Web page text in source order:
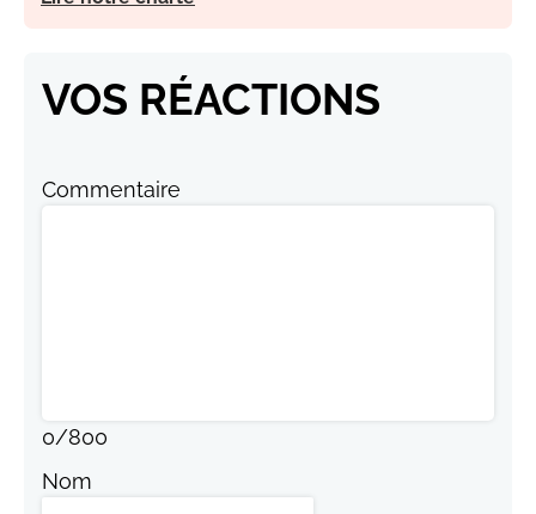
VOS RÉACTIONS
Commentaire
0/800
Nom